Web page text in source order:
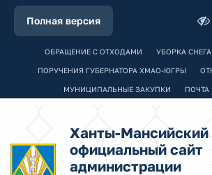
Полная версия
ОБРАЩЕНИЕ С ОТХОДАМИ УБОРКА СНЕГА
ПОРУЧЕНИЯ ГУБЕРНАТОРА ХМАО-ЮГРЫ
МУНИЦИПАЛЬНЫЕ ЗАКУПКИ ПОЧТА
Ханты-Мансийский
официальный сайт
администрации